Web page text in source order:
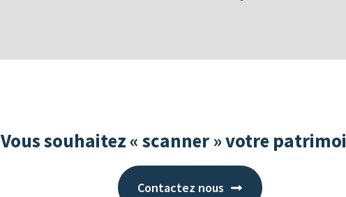
Vous souhaitez « scanner » votre
Contactez nous